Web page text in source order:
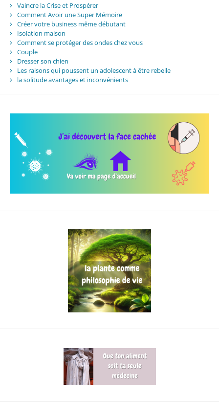
Vaincre la Crise et Prospérer
Comment Avoir une Super Mémoire
Créer votre business même débutant
Isolation maison
Comment se protéger des ondes chez vous
Couple
Dresser son chien
Les raisons qui poussent un adolescent à être rebelle
la solitude avantages et inconvénients